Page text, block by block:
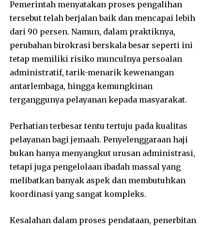
Pemerintah menyatakan proses pengalihan
tersebut telah berjalan baik dan mencapai lebih
dari 90 persen. Namun, dalam praktiknya,
perubahan birokrasi berskala besar seperti ini
tetap memiliki risiko munculnya persoalan
administratif, tarik-menarik kewenangan
antarlembaga, hingga kemungkinan
terganggunya pelayanan kepada masyarakat.
Perhatian terbesar tentu tertuju pada kualitas
pelayanan bagi jemaah. Penyelenggaraan haji
bukan hanya menyangkut urusan administrasi,
tetapi juga pengelolaan ibadah massal yang
melibatkan banyak aspek dan membutuhkan
koordinasi yang sangat kompleks.
Kesalahan dalam proses pendataan, penerbitan